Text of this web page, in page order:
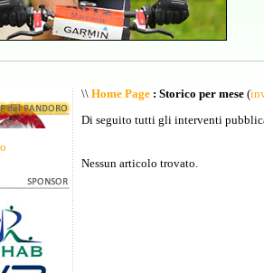
\\ Home Page : Storico per mese (
Di seguito tutti gli interventi
Nessun articolo trovato.